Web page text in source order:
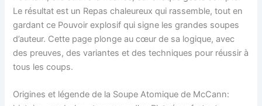
Le résultat est un Repas chaleureux qui rassemble, tout en
gardant ce Pouvoir explosif qui signe les grandes soupes
d’auteur. Cette page plonge au cœur de sa logique, avec
des preuves, des variantes et des techniques pour réussir à
tous les coups.
Origines et légende de la Soupe Atomique de McCann: